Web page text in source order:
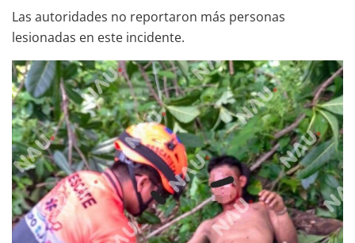
Las autoridades no reportaron más personas
lesionadas en este incidente.